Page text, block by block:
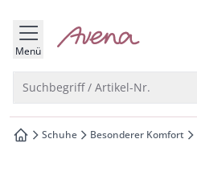
springen
springen
springen
springen
Menü zur Startseite
Suchbegriff / Artikel-Nr.
zur Startseite
Schuhe Besonderer Komfort